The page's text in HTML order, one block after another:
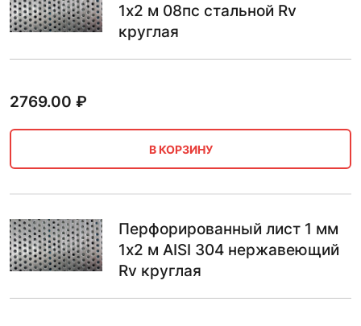
1х2 м 08пс стальной Rv
круглая
2769.00 ₽
В КОРЗИНУ
Перфорированный лист 1 мм
1х2 м AISI 304 нержавеющий
Rv круглая